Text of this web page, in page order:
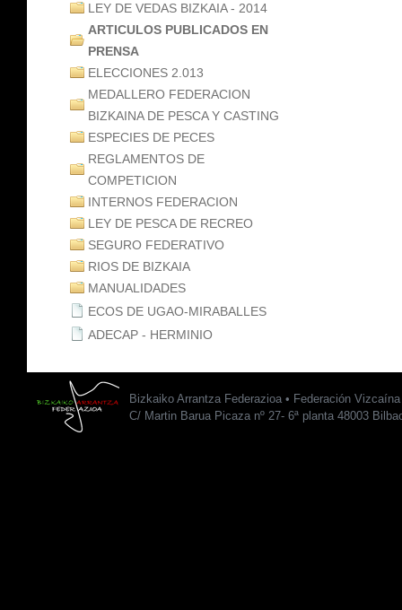
LEY DE VEDAS BIZKAIA - 2014
ARTICULOS PUBLICADOS EN
PRENSA
ELECCIONES 2.013
MEDALLERO FEDERACION
BIZKAINA DE PESCA Y CASTING
ESPECIES DE PECES
REGLAMENTOS DE
COMPETICION
INTERNOS FEDERACION
LEY DE PESCA DE RECREO
SEGURO FEDERATIVO
RIOS DE BIZKAIA
MANUALIDADES
ECOS DE UGAO-MIRABALLES
ADECAP - HERMINIO
Bizkaiko Arrantza Federazioa • Federación
C/ Martin Barua Picaza nº 27- 6ª planta 48003